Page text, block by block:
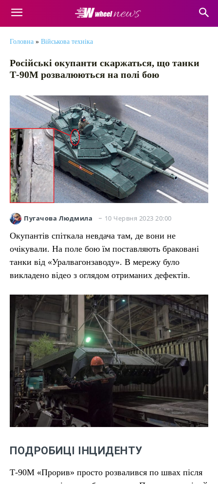
Головна » Військова техніка
Російські окупанти скаржаться, що танки
Т-90М розвалюються на полі бою
Пугачова Людмила 10 Червня 2023 20:00
Окупантів спіткала невдача там, де вони не
очікували. На поле бою їм поставляють браковані
танки від «‎Уралвагонзаводу». В мережу було
викладено відео з оглядом отриманих дефектів.
ПОДРОБИЦІ ІНЦИДЕНТУ
Т-90М «Прорив» просто розвалився по швах після